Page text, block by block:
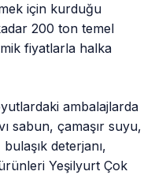
için kurduğu
200 ton temel
fiyatlarla halka
ambalajlarda
sabun, çamaşır suyu,
deterjanı,
Yeşilyurt Çok